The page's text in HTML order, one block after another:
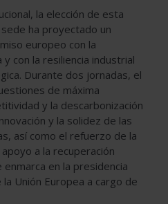
la elección de esta
ha proyectado un
europeo con la
con la resiliencia industrial
Durante dos jornadas, el
de máxima
y la descarbonización
y la solidez de las
así como el refuerzo de la
a la recuperación
enmarca en la presidencia
Unión Europea a cargo de